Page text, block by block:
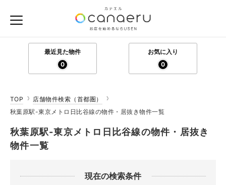
最近見た物件
0
お気に入り
0
TOP
店舗物件検索（首都圏）
秋葉原駅-東京メトロ日比谷線の物件・居抜き物件一覧
秋葉原駅-東京メトロ日比谷線の物件・居抜き
物件一覧
現在の検索条件